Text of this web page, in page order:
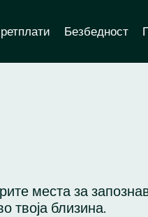
Безбедност
места за
твоја близина.